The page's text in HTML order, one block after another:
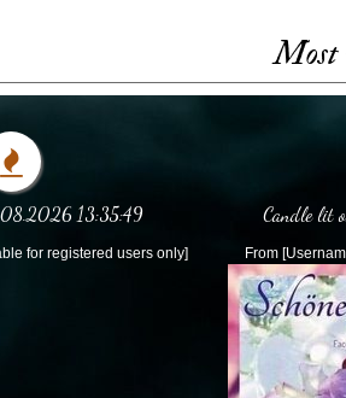
Most
13:35:49
for registered users only]
Candle lit
From